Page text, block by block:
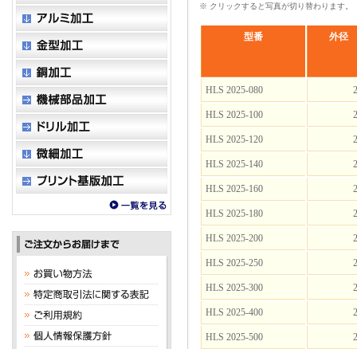
※ クリックすると写真が切り替わります。
型番 外径
HLS 2025-080
HLS 2025-100
HLS 2025-120
HLS 2025-140
HLS 2025-160
HLS 2025-180
HLS 2025-200
HLS 2025-250
HLS 2025-300
HLS 2025-400
HLS 2025-500